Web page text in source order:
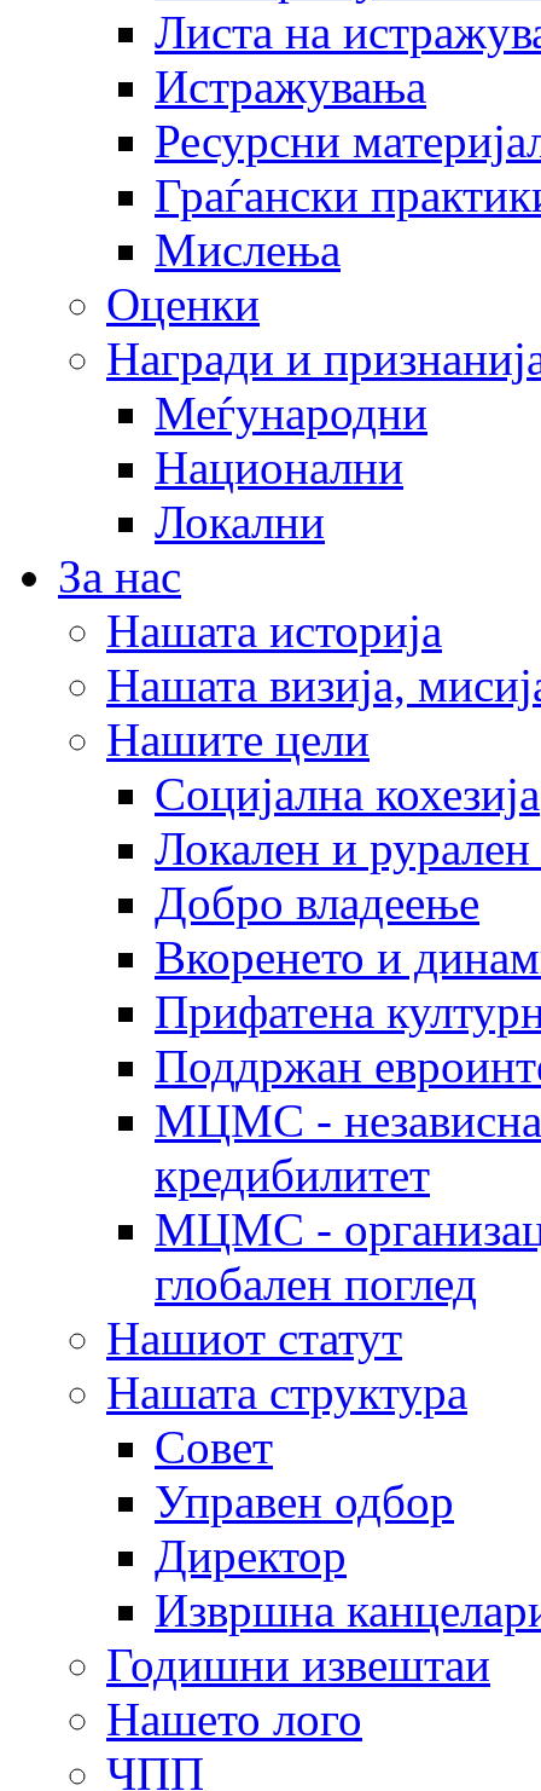
Листа на
Истражувања
Ресурсни
Граѓански
Мислења
Оценки
Награди и
Меѓународни
Национални
Локални
За нас
Нашата историја
Нашата визија,
Нашите цели
Социјална кохезија
Локален и рурален
Добро владеење
Вкоренето и
Прифатена
Поддржан
МЦМС - независна
кредибилитет
МЦМС -
глобален поглед
Нашиот статут
Нашата структура
Совет
Управен одбор
Директор
Извршна
Годишни извештаи
Нашето лого
ЧПП